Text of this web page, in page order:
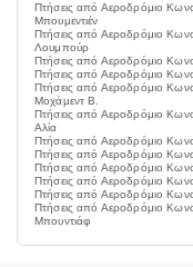
Πτήσεις από Αεροδρόμιο
Μπουμεντιέν
Πτήσεις από Αεροδρόμιο
Λουμπούρ
Πτήσεις από Αεροδρόμιο
Πτήσεις από Αεροδρόμιο
Πτήσεις από Αεροδρόμιο
Μοχάμεντ Β.
Πτήσεις από Αεροδρόμιο
Αλία
Πτήσεις από Αεροδρόμιο
Πτήσεις από Αεροδρόμιο
Πτήσεις από Αεροδρόμιο
Πτήσεις από Αεροδρόμιο
Πτήσεις από Αεροδρόμιο
Πτήσεις από Αεροδρόμιο
Μπουντιάφ